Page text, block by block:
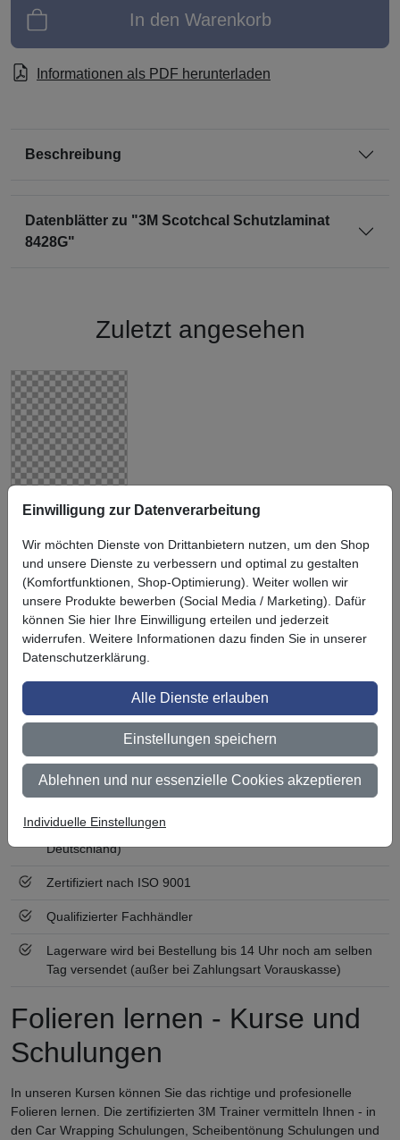
In den Warenkorb
Informationen als PDF herunterladen
Beschreibung
Datenblätter zu "3M Scotchcal Schutzlaminat
8428G"
Zuletzt angesehen
3M Scotchcal
Schutzlaminat
8428G
Symbol
Vorteil
Ihre Vorteile bei uns
3M BestPartner Commercial Solutions
Persönliche Beratung und Betreuung
Keine Mindestbestellmenge
Ab 300 € Nettowarenwert versandkostenfrei (innerhalb
Deutschland)
Zertifiziert nach ISO 9001
Qualifizierter Fachhändler
Lagerware wird bei Bestellung bis 14 Uhr noch am selben
Tag versendet (außer bei Zahlungsart Vorauskasse)
Folieren lernen - Kurse und
Schulungen
In unseren Kursen können Sie das richtige und profesionelle
Folieren lernen. Die zertifizierten 3M Trainer vermitteln Ihnen - in
den Car Wrapping Schulungen, Scheibentönung Schulungen und
Einwilligung zur Datenverarbeitung
Wir möchten Dienste von Drittanbietern nutzen, um den Shop
und unsere Dienste zu verbessern und optimal zu gestalten
(Komfortfunktionen, Shop-Optimierung). Weiter wollen wir
unsere Produkte bewerben (Social Media / Marketing). Dafür
können Sie hier Ihre Einwilligung erteilen und jederzeit
widerrufen. Weitere Informationen dazu finden Sie in unserer
Datenschutzerklärung.
Alle Dienste erlauben
Einstellungen speichern
Ablehnen und nur essenzielle Cookies akzeptieren
Individuelle Einstellungen